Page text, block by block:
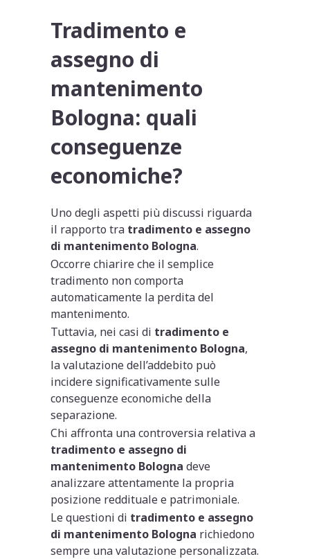
Tradimento e
assegno di
mantenimento
Bologna: quali
conseguenze
economiche?
Uno degli aspetti più discussi riguarda
il rapporto tra tradimento e assegno
di mantenimento Bologna.
Occorre chiarire che il semplice
tradimento non comporta
automaticamente la perdita del
mantenimento.
Tuttavia, nei casi di tradimento e
assegno di mantenimento Bologna,
la valutazione dell’addebito può
incidere significativamente sulle
conseguenze economiche della
separazione.
Chi affronta una controversia relativa a
tradimento e assegno di
mantenimento Bologna deve
analizzare attentamente la propria
posizione reddituale e patrimoniale.
Le questioni di tradimento e assegno
di mantenimento Bologna richiedono
sempre una valutazione personalizzata.